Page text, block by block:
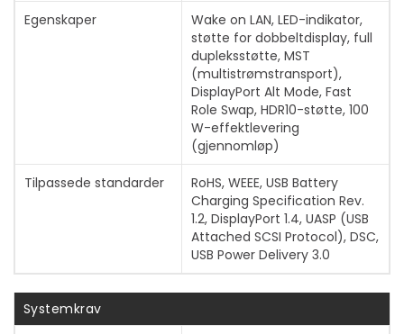
Egenskaper
Wake on LAN, LED-indikator,
støtte for dobbeltdisplay, full
dupleksstøtte, MST
(multistrømstransport),
DisplayPort Alt Mode, Fast
Role Swap, HDR10-støtte, 100
W-effektlevering
(gjennomløp)
Tilpassede standarder
RoHS, WEEE, USB Battery
Charging Specification Rev.
1.2, DisplayPort 1.4, UASP (USB
Attached SCSI Protocol), DSC,
USB Power Delivery 3.0
Systemkrav